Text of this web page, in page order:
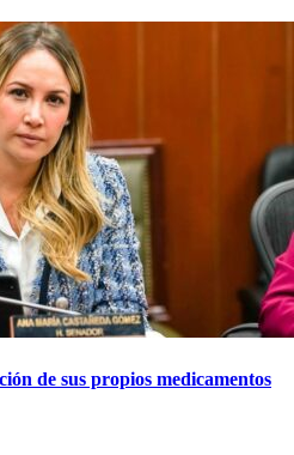
de sus propios medicamentos